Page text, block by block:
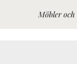
Möbler